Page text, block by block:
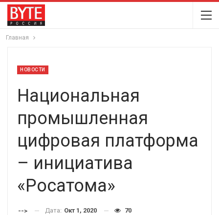
Главная
НОВОСТИ
Национальная
промышленная
цифровая платформа
– инициатива
«Росатома»
--> Дата: Окт 1, 2020 70